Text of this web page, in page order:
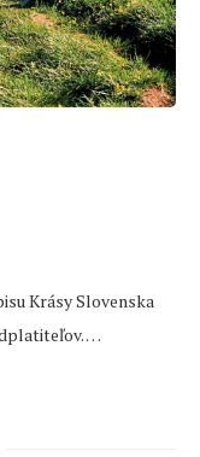
Krásy Slovenska
…